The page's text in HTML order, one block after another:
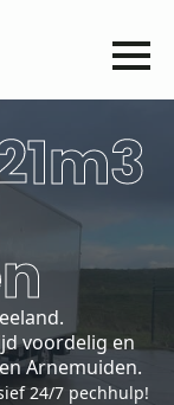
voordelig en
Arnemuiden.
24/7 pechhulp!